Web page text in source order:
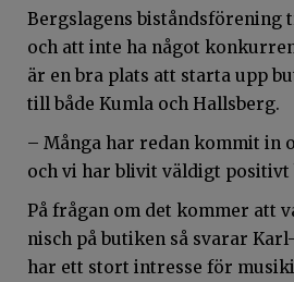
Bergslagens biståndsförening
och att inte ha något
är en bra plats att starta upp
till både Kumla och Hallsberg.
– Många har redan kommit in
och vi har blivit väldigt positivt
På frågan om det kommer att
nisch på butiken så svarar
har ett stort intresse för